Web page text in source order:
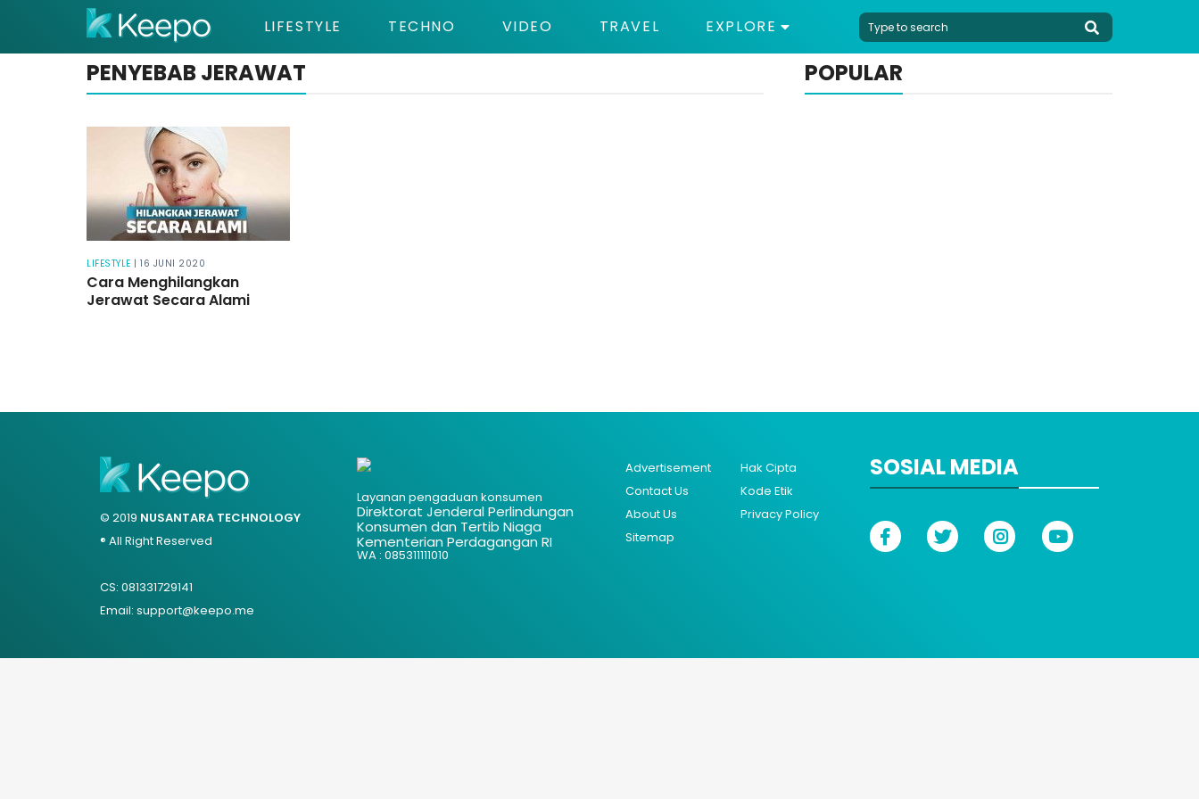
LIFESTYLE TECHNO VIDEO TRAVEL EXPLORE
PENYEBAB JERAWAT
LIFESTYLE | 16 JUNI 2020
Cara Menghilangkan
Jerawat Secara Alami
POPULAR
© 2019 NUSANTARA TECHNOLOGY
® All Right Reserved
CS: 081331729141
Email: support@keepo.me
Layanan pengaduan konsumen
Direktorat Jenderal Perlindungan
Konsumen dan Tertib Niaga
Kementerian Perdagangan RI
WA : 085311111010
Advertisement
Hak Cipta
Contact Us
Kode Etik
About Us
Privacy Policy
Sitemap
SOSIAL MEDIA